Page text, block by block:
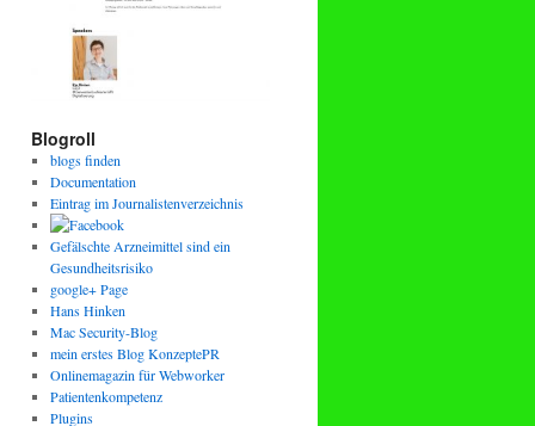
Blogroll
blogs finden
Documentation
Eintrag im Journalistenverzeichnis
Gefälschte Arzneimittel sind ein
Gesundheitsrisiko
google+ Page
Hans Hinken
Mac Security-Blog
mein erstes Blog KonzeptePR
Onlinemagazin für Webworker
Patientenkompetenz
Plugins